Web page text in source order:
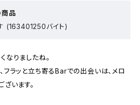
商品
(163401250バイト)
なりましたね。
フラッと立ち寄るBarでの出会いは、メロ
ざいます。